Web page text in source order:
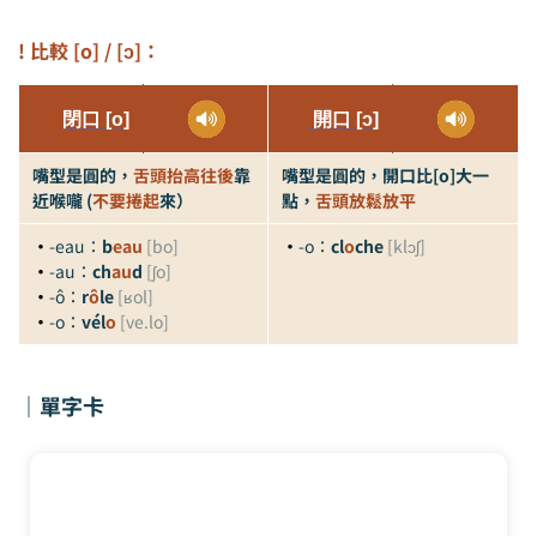
! 比較 [o] / [ɔ]：
閉口 [o] 開口 [ɔ]
嘴型是圓的， 舌頭抬高往後靠
近喉嚨 (不要捲起來）
嘴型是圓的，開口比[o]大一
點， 舌頭放鬆放平
・ -eau： beau [bo]
・ -au： chaud [ʃo]
・ -ô： rôle [ʁol]
・ -o： vélo [ve.lo]
・ -o： cloche [klɔʃ]
｜單字卡